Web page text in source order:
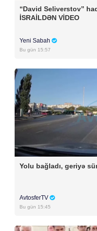
“David Seliverstov”
İSRAİLDƏN VİDEO
Yeni Sabah
Bu gün 15:57
Yolu bağladı, geriyə
AvtosferTV
Bu gün 15:45